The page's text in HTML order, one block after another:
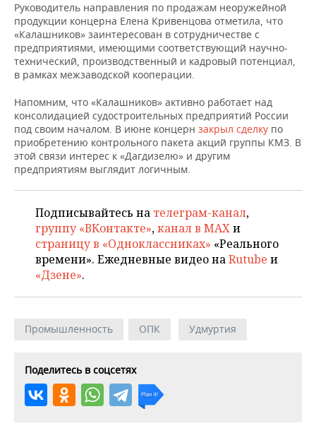
ТЕЛЕКОММУНИКАЦИИ
БИЗНЕС-БРАНЧИ
ONLINE-КОНФЕРЕНЦИИ
ОТКРЫТАЯ ЛЕКЦИЯ
ФУТБОЛ
ХОККЕЙ
БАСКЕТБОЛ
ВОЛЕЙБОЛ
КИБЕРСПОРТ
ФИГУРНОЕ КАТАНИЕ
ВОДНЫЕ ВИДЫ СПОРТА
ХОККЕЙ С МЯЧОМ
НОВОСТИ ОБЩЕСТВА
ВЛАСТЬ
ИНФРАСТРУКТУРА
ИСТОРИЯ
КУЛЬТУРА
МЕДИЦИНА
ОБРАЗОВАНИЕ
ПРОИСШЕСТВИЯ
ФОТОГАЛЕРЕЯ
СЮЖЕТЫ
СПРАВОЧНИК
СПИСОК ПЕРСОН
СПИСОК КОМПАНИЙ
ПОЛНАЯ ВЕРСИЯ
Руководитель направления по продажам неоружейной
продукции концерна Елена Кривенцова отметила, что
«Калашников» заинтересован в сотрудничестве с
предприятиями, имеющими соответствующий научно-
технический, производственный и кадровый потенциал,
в рамках межзаводской кооперации.
Напомним, что «Калашников» активно работает над
консолидацией судостроительных предприятий России
под своим началом. В июне концерн закрыл сделку по
приобретению контрольного пакета акций группы КМЗ. В
этой связи интерес к «Дагдизелю» и другим
предприятиям выглядит логичным.
Подписывайтесь на телеграм-канал,
группу «ВКонтакте»,канал в MAXи
страницу в «Одноклассниках» «Реального
времени». Ежедневные видео наRutube и
«Дзене».
Промышленность ОПК Удмуртия
Поделитесь в соцсетях